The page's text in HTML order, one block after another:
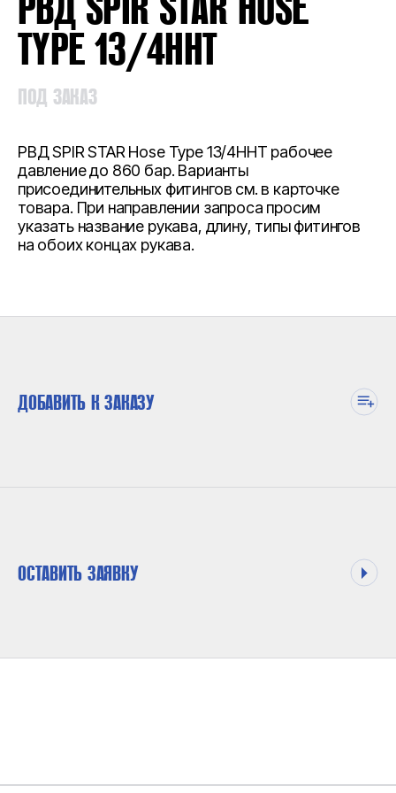
TYPE 13/4HHT
ПОД ЗАКАЗ
РВД SPIR STAR Hose Type 13/4HHT рабочее
давление до 860 бар. Варианты
присоединительных фитингов см. в карточке
товара. При направлении запроса просим
указать название рукава, длину, типы фитингов
на обоих концах рукава.
ДОБАВИТЬ К ЗАКАЗУ
ОСТАВИТЬ ЗАЯВКУ